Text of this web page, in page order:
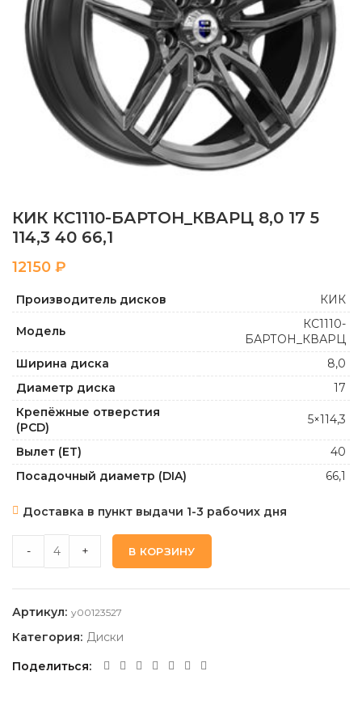
КИК КС1110-БАРТОН_КВАРЦ 8,0 17 5
114,3 40 66,1
₽
Производитель дисков КИК
Модель
КС1110-
БАРТОН_КВАРЦ
Ширина диска
8,0
Диаметр диска
17
Крепёжные отверстия
(PCD)
5×114,3
Вылет (ET)
40
Посадочный диаметр (DIA)
66,1
Доставка в пункт выдачи 1-3 рабочих дня
- + В КОРЗИНУ
Артикул: y00123527
Категория: Диски
Поделиться